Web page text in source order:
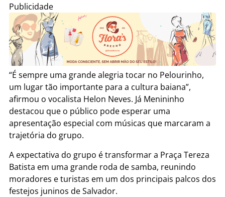
Publicidade
“É sempre uma grande alegria tocar no Pelourinho,
um lugar tão importante para a cultura baiana”,
afirmou o vocalista Helon Neves. Já Menininho
destacou que o público pode esperar uma
apresentação especial com músicas que marcaram a
trajetória do grupo.
A expectativa do grupo é transformar a Praça Tereza
Batista em uma grande roda de samba, reunindo
moradores e turistas em um dos principais palcos dos
festejos juninos de Salvador.